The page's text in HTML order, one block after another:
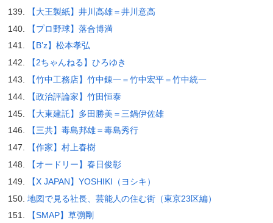
【大王製紙】井川高雄＝井川意高
【プロ野球】落合博満
【B’z】松本孝弘
【2ちゃんねる】ひろゆき
【竹中工務店】竹中錬一＝竹中宏平＝竹中統一
【政治評論家】竹田恒泰
【大東建託】多田勝美＝三鍋伊佐雄
【三共】毒島邦雄＝毒島秀行
【作家】村上春樹
【オードリー】春日俊彰
【X JAPAN】YOSHIKI（ヨシキ）
地図で見る社長、芸能人の住む街（東京23区編）
【SMAP】草彅剛